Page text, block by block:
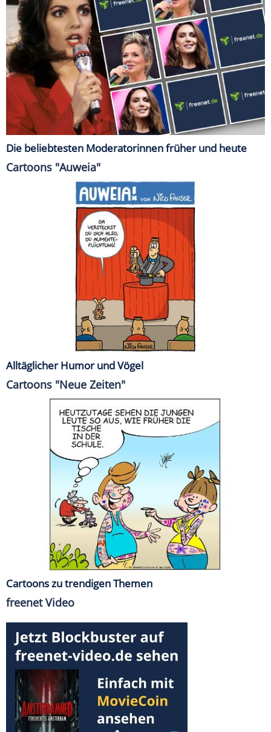
Die beliebtesten Moderatorinnen früher und heute
Cartoons "Auweia"
Alltäglicher Humor und Vögel
Cartoons "Neue Zeiten"
Cartoons zu trendigen Themen
freenet Video